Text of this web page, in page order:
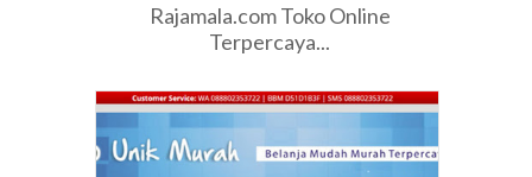
Rajamala.com Toko Online
Terpercaya...